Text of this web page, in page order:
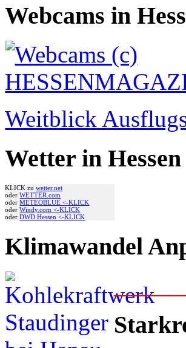
Webcams in
Weitblick
Wetter in Hessen
KLICK zuwetter.net
oderWETTER.com
oderMETEOBLUE <-KLICK
oderWindy.com <-KLICK
oderDWD Hessen <-KLICK
Klimawandel